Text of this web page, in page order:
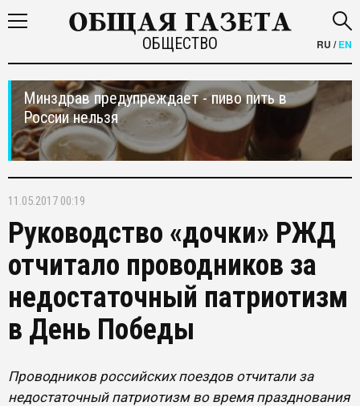
ОБЩЕСТВО RU /EN
Минздрав предупреждает - пиво пить в
России нельзя
11.05.2017 00:19
Руководство «дочки» РЖД
отчитало проводников за
недостаточный патриотизм
в День Победы
Проводников российских поездов отчитали за
недостаточный патриотизм во время празднования